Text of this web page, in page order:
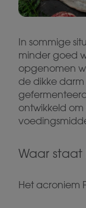
In sommige
minder goed
opgenomen
de dikke
ontwikkeld
Waar staat
Het acroniem